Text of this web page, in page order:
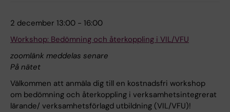
2 december 13:00 - 16:00
Workshop: Bedömning och återkoppling i VIL/VFU
zoomlänk meddelas senare
På nätet
Välkommen att anmäla dig till en kostnadsfri workshop
om bedömning och återkoppling i verksamhetsintegrerat
lärande/ verksamhetsförlagd utbildning (VIL/VFU)!